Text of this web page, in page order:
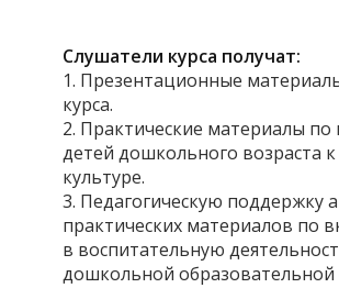
Слушатели курса получат:
1. Презентационные
курса.
2. Практические материалы
детей дошкольного возраста
культуре.
3. Педагогическую поддержку
практических материалов по
в воспитательную
дошкольной образовательной